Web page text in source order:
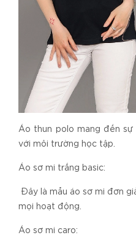
Áo thun polo mang đến
với môi trường học tập.
Áo sơ mi trắng basic:
Đây là mẫu áo sơ mi đơn
mọi hoạt động.
Áo sơ mi caro: